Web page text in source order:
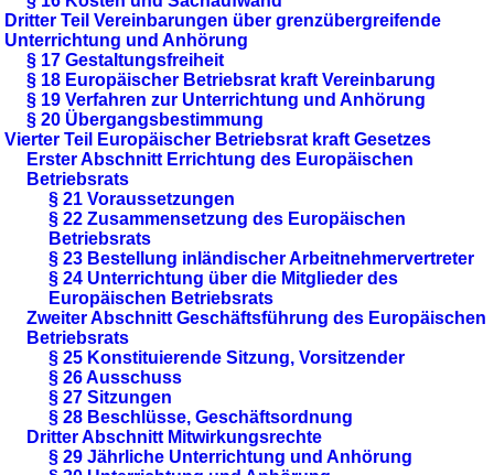
Dritter Teil Vereinbarungen über grenzübergreifende
Unterrichtung und Anhörung
§ 17 Gestaltungsfreiheit
§ 18 Europäischer Betriebsrat kraft Vereinbarung
§ 19 Verfahren zur Unterrichtung und Anhörung
§ 20 Übergangsbestimmung
Vierter Teil Europäischer Betriebsrat kraft Gesetzes
Erster Abschnitt Errichtung des Europäischen
Betriebsrats
§ 21 Voraussetzungen
§ 22 Zusammensetzung des Europäischen
Betriebsrats
§ 23 Bestellung inländischer Arbeitnehmervertreter
§ 24 Unterrichtung über die Mitglieder des
Europäischen Betriebsrats
Zweiter Abschnitt Geschäftsführung des Europäischen
Betriebsrats
§ 25 Konstituierende Sitzung, Vorsitzender
§ 26 Ausschuss
§ 27 Sitzungen
§ 28 Beschlüsse, Geschäftsordnung
Dritter Abschnitt Mitwirkungsrechte
§ 29 Jährliche Unterrichtung und Anhörung